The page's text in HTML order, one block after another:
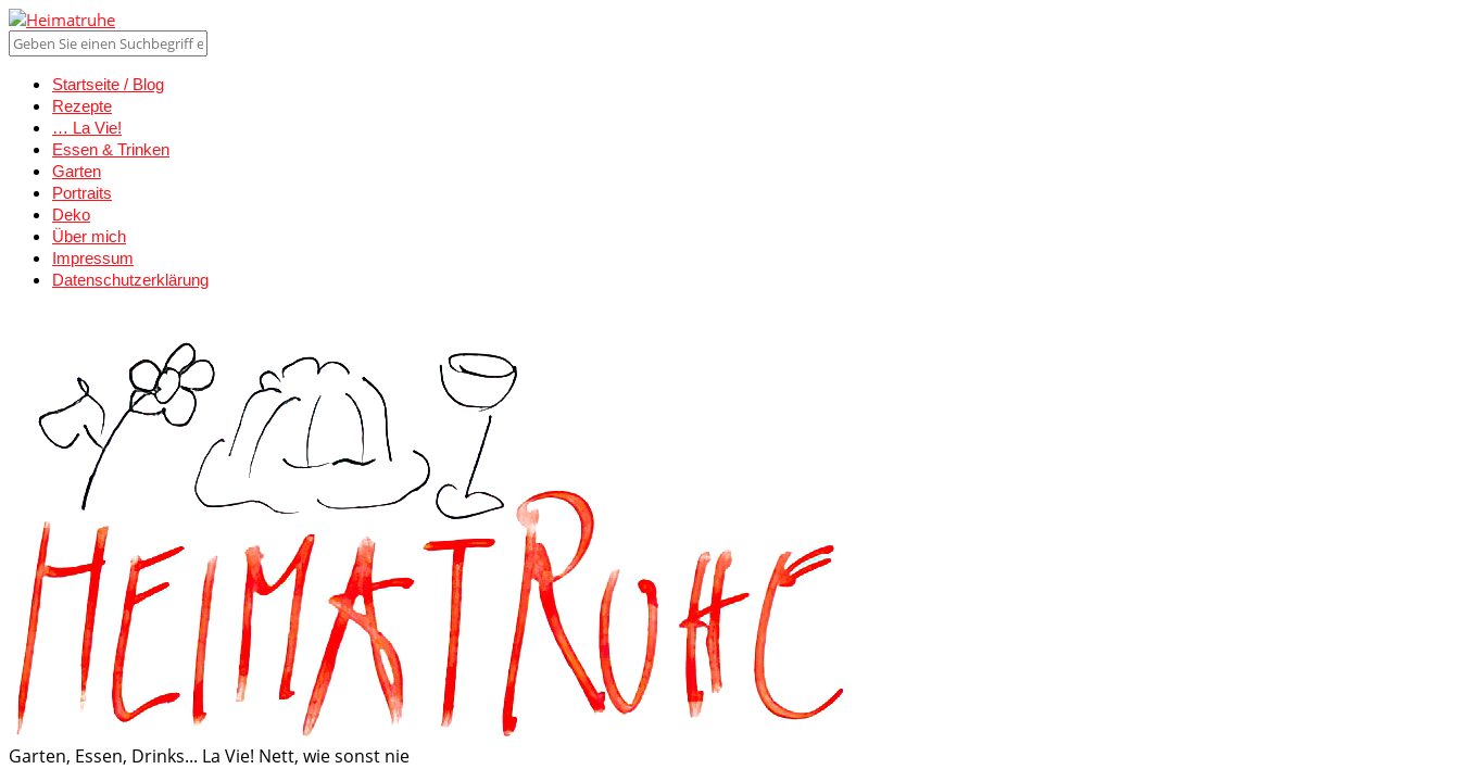
Startseite / Blog
Rezepte
… La Vie!
Essen & Trinken
Garten
Portraits
Deko
Über mich
Impressum
Datenschutzerklärung
Garten, Essen, Drinks... La Vie! Nett, wie sonst nie